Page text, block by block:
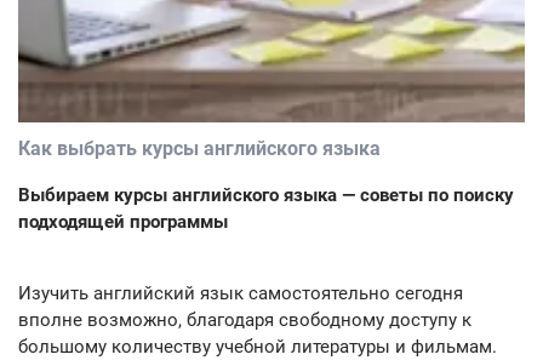
Как выбрать курсы английского языка
Выбираем курсы английского языка — советы по поиску
подходящей программы
Изучить английский язык самостоятельно сегодня
вполне возможно, благодаря свободному доступу к
большому количеству учебной литературы и фильмам.